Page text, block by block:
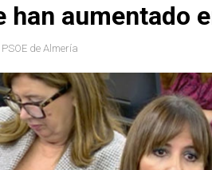
han aumentado
PSOE de Almería